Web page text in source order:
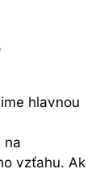
hlavnou
na
vzťahu. Ak